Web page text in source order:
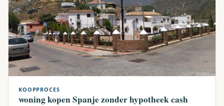
KOOPPROCES
woning kopen Spanje zonder hypotheek cash